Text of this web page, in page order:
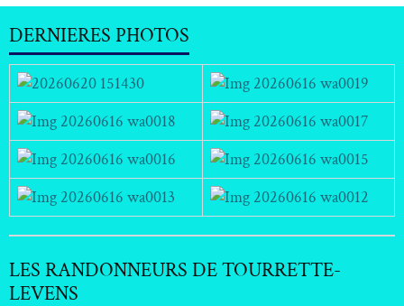
DERNIERES PHOTOS
LES RANDONNEURS DE TOURRETTE-
LEVENS